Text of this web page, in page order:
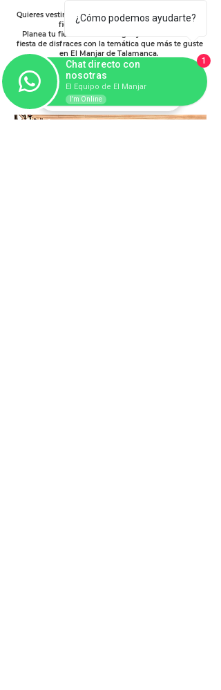
Quieres vestirte como tu héroe de la niñez? O irte de
fiesta con un traje gracioso?
Planea tu fiesta con tus amigos y disfruta de una
fiesta de disfraces con la temática que más te guste
en El Manjar de Talamanca.
Cuéntanos como te gustaría!
Contactar
¿Cómo podemos ayudarte?
Chat directo con
nosotras
El Equipo de El Manjar
I'm Online
1